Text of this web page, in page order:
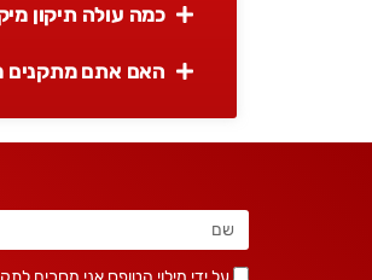
כמה עולה תיקון
האם אתם מתקנים